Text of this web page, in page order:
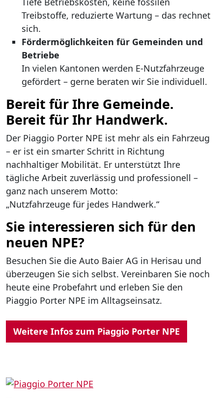
Treibstoffe, reduzierte Wartung – das rechnet
sich.
Fördermöglichkeiten für Gemeinden und
Betriebe
In vielen Kantonen werden E-Nutzfahrzeuge
gefördert – gerne beraten wir Sie individuell.
Bereit für Ihre Gemeinde.
Bereit für Ihr Handwerk.
Der Piaggio Porter NPE ist mehr als ein Fahrzeug
– er ist ein smarter Schritt in Richtung
nachhaltiger Mobilität. Er unterstützt Ihre
tägliche Arbeit zuverlässig und professionell –
ganz nach unserem Motto:
„Nutzfahrzeuge für jedes Handwerk.“
Sie interessieren sich für den
neuen NPE?
Besuchen Sie die Auto Baier AG in Herisau und
überzeugen Sie sich selbst. Vereinbaren Sie noch
heute eine Probefahrt und erleben Sie den
Piaggio Porter NPE im Alltagseinsatz.
Weitere Infos zum Piaggio Porter NPE
Show larger version for: